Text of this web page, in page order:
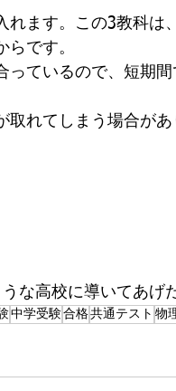
れます。この3教科は
です。
っているので、短期
れてしまう場合があ
な高校に導いてあげ
中学受験合格共通テスト 物